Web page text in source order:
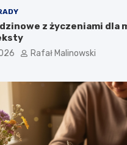
z życzeniami dla
Rafał Malinowski